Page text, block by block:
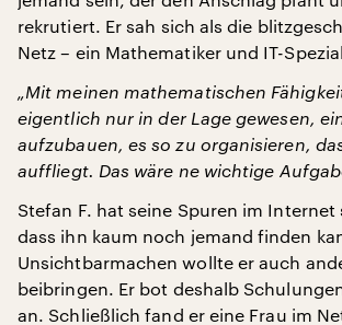
rekrutiert. Er sah sich als die
Netz – ein Mathematiker und IT-
„Mit meinen mathematischen
eigentlich nur in der Lage gewesen,
aufzubauen, es so zu organisieren,
auffliegt. Das wäre ne wichtige
Stefan F. hat seine Spuren im
dass ihn kaum noch jemand finden
Unsichtbarmachen wollte er auch
beibringen. Er bot deshalb
an. Schließlich fand er eine Frau im